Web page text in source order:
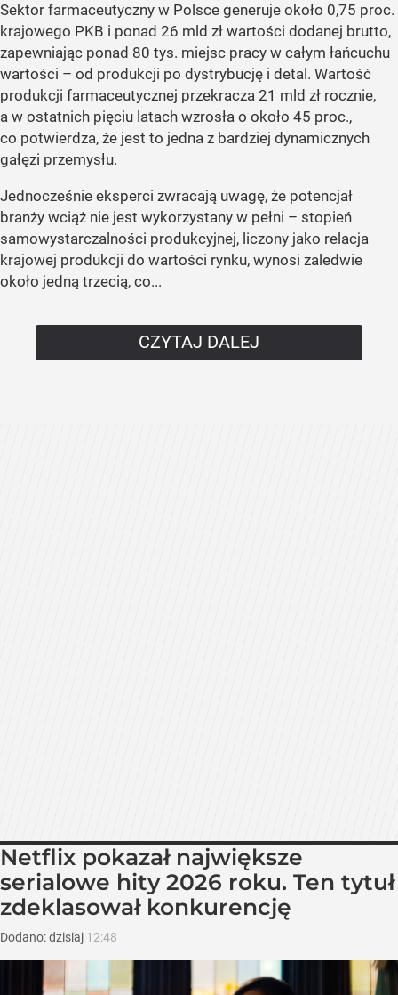
Sektor farmaceutyczny w Polsce generuje około 0,75 proc.
krajowego PKB i ponad 26 mld zł wartości dodanej brutto,
zapewniając ponad 80 tys. miejsc pracy w całym łańcuchu
wartości – od produkcji po dystrybucję i detal. Wartość
produkcji farmaceutycznej przekracza 21 mld zł rocznie,
a w ostatnich pięciu latach wzrosła o około 45 proc.,
co potwierdza, że jest to jedna z bardziej dynamicznych
gałęzi przemysłu.
Jednocześnie eksperci zwracają uwagę, że potencjał
branży wciąż nie jest wykorzystany w pełni – stopień
samowystarczalności produkcyjnej, liczony jako relacja
krajowej produkcji do wartości rynku, wynosi zaledwie
około jedną trzecią, co...
CZYTAJ DALEJ
Netflix pokazał największe
serialowe hity 2026 roku. Ten tytuł
zdeklasował konkurencję
Dodano:dzisiaj 12:48